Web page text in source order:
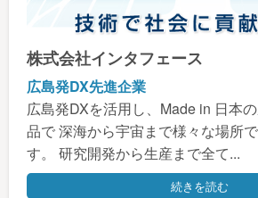
株式会社インタフェース
広島発DX先進企業
広島発DXを活用し、Made in 日本
品で 深海から宇宙まで様々な場所
す。 研究開発から生産まで全て...
続きを読む